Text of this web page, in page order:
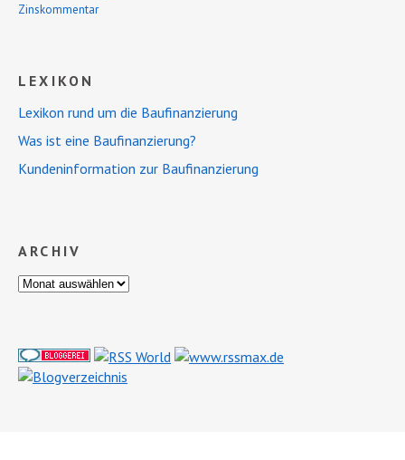
Zinskommentar
LEXIKON
Lexikon rund um die Baufinanzierung
Was ist eine Baufinanzierung?
Kundeninformation zur Baufinanzierung
ARCHIV